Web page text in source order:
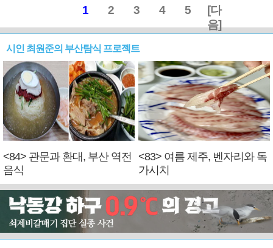
1 2 3 4 5
[다
음]
시인 최원준의 부산탐식 프로젝트
<84> 관문과 환대, 부산 역전
음식
<83> 여름 제주, 벤자리와 독
가시치